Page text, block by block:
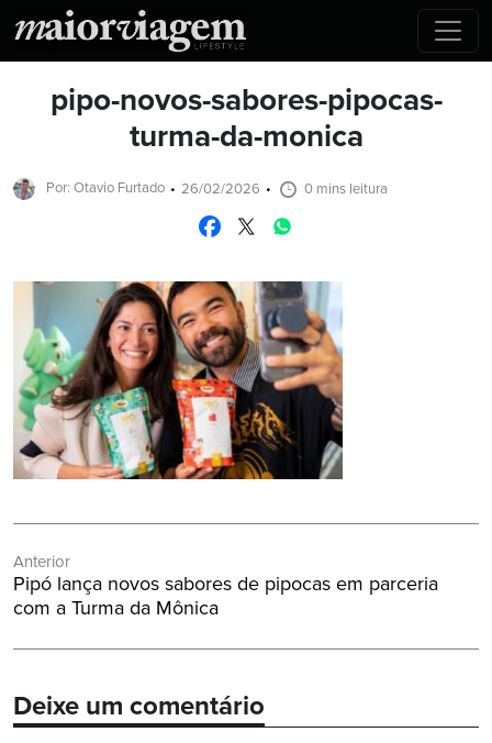
pipo-novos-sabores-pipocas-
turma-da-monica
Por: Otavio Furtado 26/02/2026 0 mins leitura
de
Post
Anterior
Post
Anterior:
Pipó lança novos sabores de pipocas em parceria
com a Turma da Mônica
Deixe um comentário